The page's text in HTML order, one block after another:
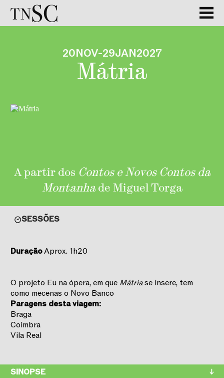
20NOV-29JAN2027
Mátria
A partir dos Contos e Novos Contos da
Montanhade Miguel Torga
SESSÕES
SINOPSE
DuraçãoAprox. 1h20
O projeto Eu na ópera, em que Mátriase insere, tem
como mecenas o Novo Banco
Paragens desta viagem:
Braga
Coimbra
Vila Real